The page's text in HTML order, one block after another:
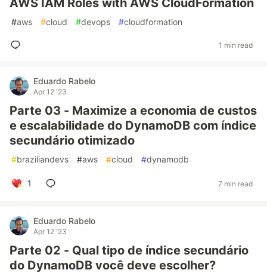
AWS IAM Roles with AWS CloudFormation
#aws #cloud #devops #cloudformation
1 min read
Eduardo Rabelo
Apr 12 '23
Parte 03 - Maximize a economia de custos
e escalabilidade do DynamoDB com índice
secundário otimizado
#braziliandevs #aws #cloud #dynamodb
1 7 min read
Eduardo Rabelo
Apr 12 '23
Parte 02 - Qual tipo de índice secundário
do DynamoDB você deve escolher?